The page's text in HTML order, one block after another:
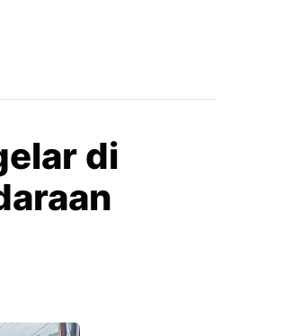
di